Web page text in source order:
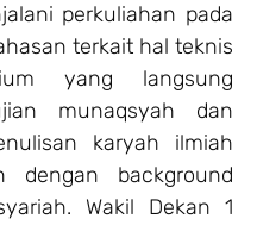
perkuliahan pada
terkait hal teknis
yang langsung
munaqsyah dan
karyah ilmiah
dengan background
Wakil Dekan 1